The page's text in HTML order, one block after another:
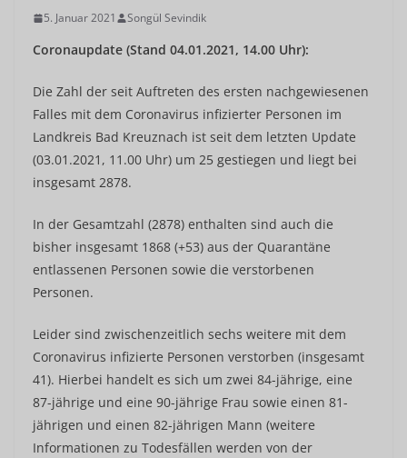
5. Januar 2021 Songül Sevindik
Coronaupdate (Stand 04.01.2021, 14.00 Uhr):
Die Zahl der seit Auftreten des ersten nachgewiesenen
Falles mit dem Coronavirus infizierter Personen im
Landkreis Bad Kreuznach ist seit dem letzten Update
(03.01.2021, 11.00 Uhr) um 25 gestiegen und liegt bei
insgesamt 2878.
In der Gesamtzahl (2878) enthalten sind auch die
bisher insgesamt 1868 (+53) aus der Quarantäne
entlassenen Personen sowie die verstorbenen
Personen.
Leider sind zwischenzeitlich sechs weitere mit dem
Coronavirus infizierte Personen verstorben (insgesamt
41). Hierbei handelt es sich um zwei 84-jährige, eine
87-jährige und eine 90-jährige Frau sowie einen 81-
jährigen und einen 82-jährigen Mann (weitere
Informationen zu Todesfällen werden von der